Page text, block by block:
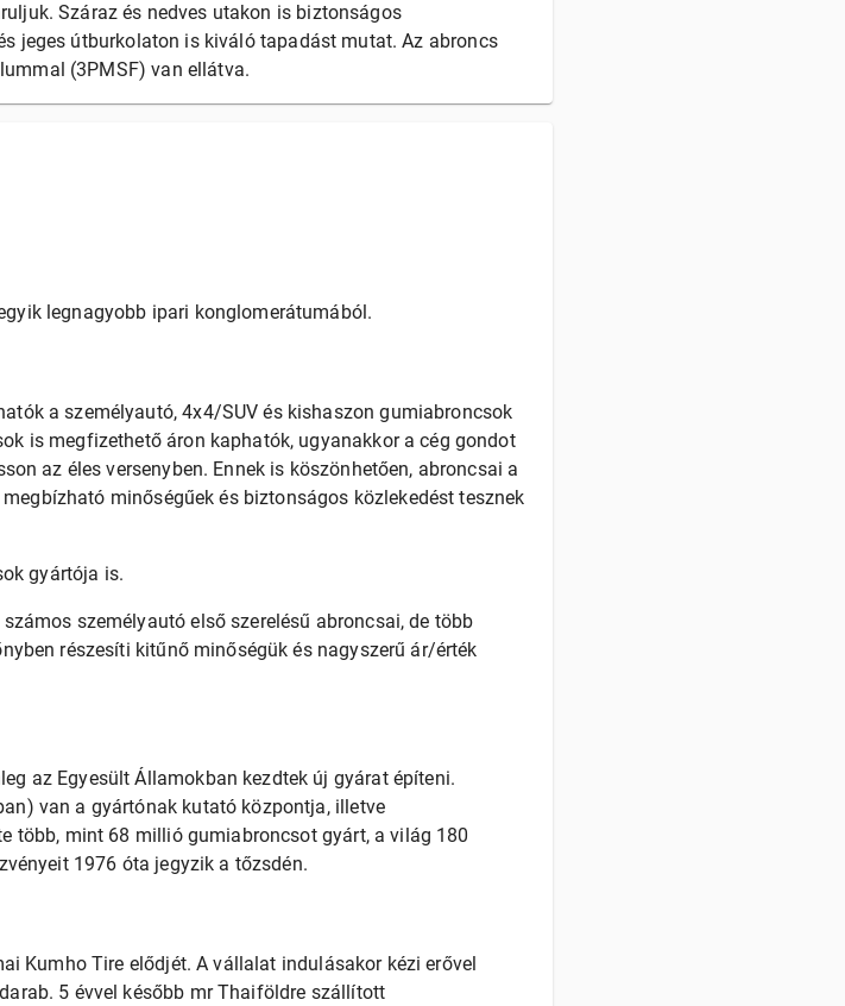
Száraz és nedves utakon is biztonságos
jeges útburkolaton is kiváló tapadást mutat. Az abroncs
(3PMSF) van ellátva.
legnagyobb ipari konglomerátumából.
a személyautó, 4x4/SUV és kishaszon gumiabroncsok
is megfizethető áron kaphatók, ugyanakkor a cég gondot
az éles versenyben. Ennek is köszönhetően, abroncsai a
minőségűek és biztonságos közlekedést tesznek
gyártója is.
személyautó első szerelésű abroncsai, de több
részesíti kitűnő minőségük és nagyszerű ár/érték
az Egyesült Államokban kezdtek új gyárat építeni.
van a gyártónak kutató központja, illetve
több, mint 68 millió gumiabroncsot gyárt, a világ 180
1976 óta jegyzik a tőzsdén.
Kumho Tire elődjét. A vállalat indulásakor kézi erővel
5 évvel később mr Thaiföldre szállított